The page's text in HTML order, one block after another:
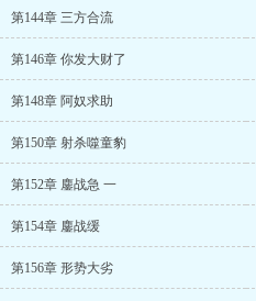
第144章 三方合流
第146章 你发大财了
第148章 阿奴求助
第150章 射杀噬童豹
第152章 鏖战急 一
第154章 鏖战缓
第156章 形势大劣